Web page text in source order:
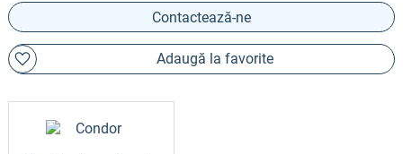
Contactează-ne
Adaugă la favorite